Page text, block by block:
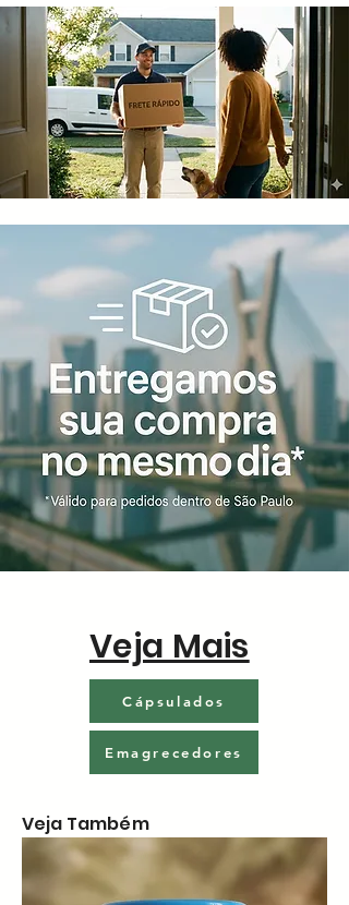
Veja Mais
Cápsulados
Emagrecedores
Veja Também